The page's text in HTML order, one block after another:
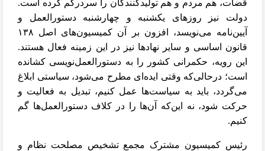
قضات، هم مردم و هم تولیدکنندگان را سردرگم کرده است.
دولت نیز روزهای یکشنبه و چهارشنبه دستورالعمل و
آیین‌نامه‌ می‌نویسد، افزون بر آن کمیسیون‌های اصل ۱۳۸
قانون اساسی و سایر نهادها نیز در این زمینه فعال هستند.
این رویه، حکمرانی کشور را به دستورالعمل‌نویسی کشانده
است؛ درحالی‌که وقتی ایده‌ای مطرح می‌شود، سیاستی ابلاغ
می‌گردد، باید به سیاست‌ها عمل کنیم، تبدیل به فعالیت و
حرکت شود، نه این‌که آن‌ها را در کلاف دستورالعمل‌ها گم
کنیم.
رئیس کمیسیون مشترک مجمع تشخیص مصلحت نظام و